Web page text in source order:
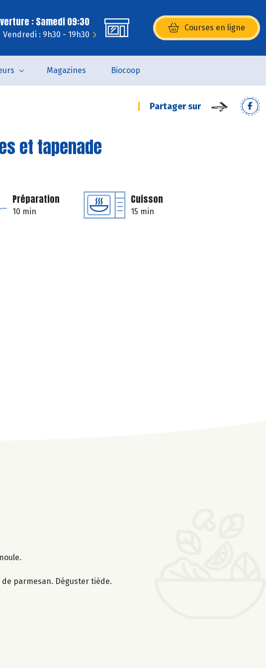
: Samedi 09:30
Vendredi : 9h30 - 19h30
Courses en ligne
(s’ouvre dans une nouvelle
Magazines Biocoop
Partager sur
et tapenade
Préparation
10 min
Cuisson
15 min
parmesan. Déguster tiède.